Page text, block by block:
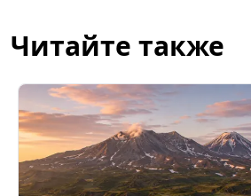
Читайте также